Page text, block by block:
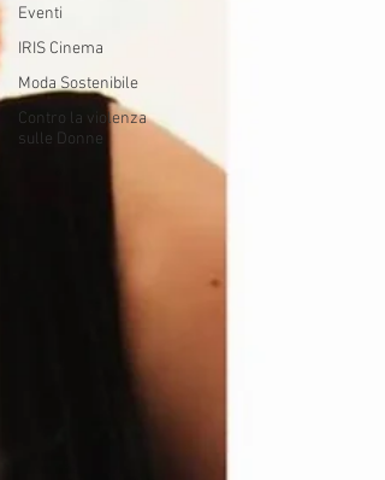
Eventi
IRIS Cinema
Moda Sostenibile
Contro la violenza
sulle Donne